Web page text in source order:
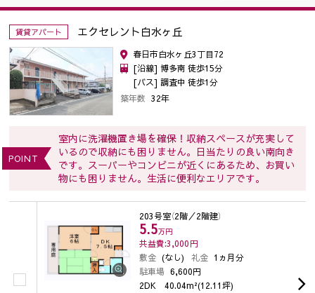
賃貸アパート エクセレント白水ヶ丘
春日市白水ヶ丘3丁目72
[沿線] 博多南 徒歩15分
[バス] 調査中 徒歩1分
築年数 32年
POINT
室内に洗濯機置き場を確保！収納スペースが充実して
いるので収納にも困りません。日当たりの良い南向き
です。スーパーやコンビニが近くにあるため、お買い
物にも困りません。生活に便利なエリアです。
203号室（2階／2階建）
5.5万円
共益費:3,000円
敷金 (なし) 礼金 1ヵ月分
駐車場 6,600円
2DK 40.04m²(12.11坪)